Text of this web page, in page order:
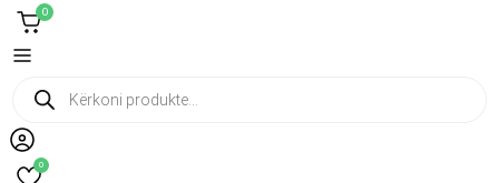
0
Products
search
0